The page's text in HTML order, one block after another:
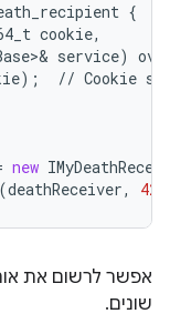
{
cookie,
& service)
);  // Cookie
new
(deathReceiver, 42
אפשר לרשום את
שונים.